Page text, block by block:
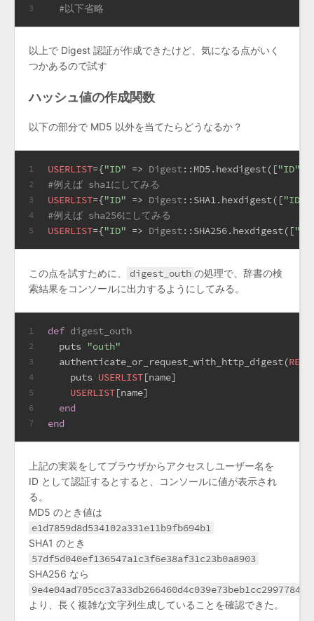
3
#以下省略
以上で Digest 認証が作成できたけど、気になる点がいく
つかあるので試す
ハッシュ値の作成関数
以下の部分で MD5 以外を当てたらどうなるか？
1
2
3
4
5
USERLIST={"ID" => Digest: :MD5.hexdigest(["ID"
#例えば sha1にしてみる
USERLIST={"ID" => Digest: :SHA1.hexdigest(["ID"
#例えば sha256にしてみる
USERLIST={"ID" => Digest: :SHA256.hexdigest([
この点を試すために、 digest_outh の処理で、辞書の検
索結果をコンソールに出力するようにしてみる。
1
2
3
4
5
6
7
def digest_outh
  puts
"outh"
  authenticate_or_request_with_http_digest(
    puts
USERLIST[name]
USERLIST[name]
end
end
上記の実装をしてブラウザからアクセスしユーザー名を
ID として認証するとすると、コンソールに値が表示され
る。
MD5 のとき値は
e1d7859d8d534102a331e11b9fb694b1
SHA1 のとき
57df5d040ef136547a1c3f6e38af31c23b0a8903
SHA256 なら
より、長く複雑な文字列生成していることを確認できた。